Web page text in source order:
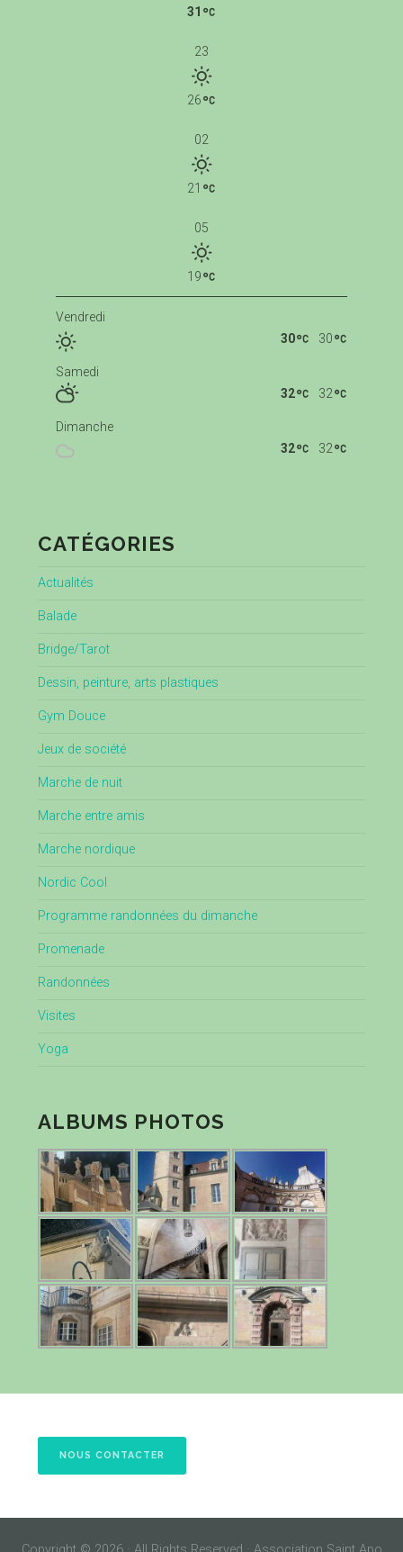
31
23
26
02
21
05
19
Vendredi
30
30
Samedi
32
32
Dimanche
32
32
CATÉGORIES
Actualités
Balade
Bridge/Tarot
Dessin, peinture, arts plastiques
Gym Douce
Jeux de société
Marche de nuit
Marche entre amis
Marche nordique
Nordic Cool
Programme randonnées du dimanche
Promenade
Randonnées
Visites
Yoga
ALBUMS PHOTOS
NOUS CONTACTER